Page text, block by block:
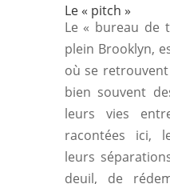
Le « pitch »
Le « bureau de
plein Brooklyn,
où se
bien souvent
leurs vies
racontées ici,
leurs
deuil, de